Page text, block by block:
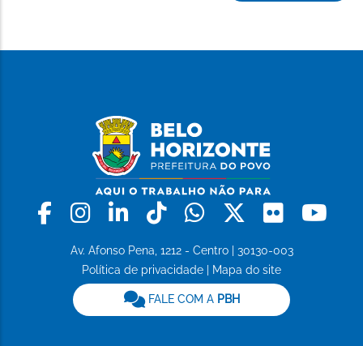
Facebook
Instagram
LinkedinTiktokWhatsapp
X Flickr
Av. Afonso Pena, 1212 - Centro | 30130-003
Política de privacidade
Mapa do site
FALE COM A PBH